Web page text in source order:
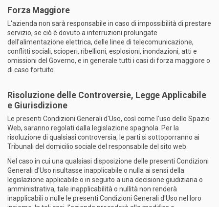
Forza Maggiore
L'azienda non sarà responsabile in caso di impossibilità di prestare
servizio, se ciò è dovuto a interruzioni prolungate
dell'alimentazione elettrica, delle linee di telecomunicazione,
conflitti sociali, scioperi, ribellioni, esplosioni, inondazioni, atti e
omissioni del Governo, e in generale tutti i casi di forza maggiore o
di caso fortuito.
Risoluzione delle Controversie, Legge Applicabile
e Giurisdizione
Le presenti Condizioni Generali d'Uso, così come l'uso dello Spazio
Web, saranno regolati dalla legislazione spagnola. Per la
risoluzione di qualsiasi controversia, le parti si sottoporranno ai
Tribunali del domicilio sociale del responsabile del sito web.
Nel caso in cui una qualsiasi disposizione delle presenti Condizioni
Generali d'Uso risultasse inapplicabile o nulla ai sensi della
legislazione applicabile o in seguito a una decisione giudiziaria o
amministrativa, tale inapplicabilità o nullità non renderà
inapplicabili o nulle le presenti Condizioni Generali d'Uso nel loro